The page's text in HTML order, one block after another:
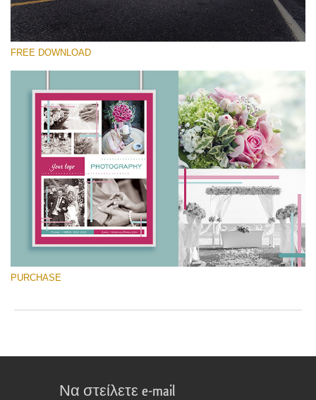
Please select
Free Font #8
Marketing Templates Photography
Free download
FREE DOWNLOAD
PURCHASE
Να στείλετε e-mail